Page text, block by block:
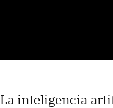
La inteligencia